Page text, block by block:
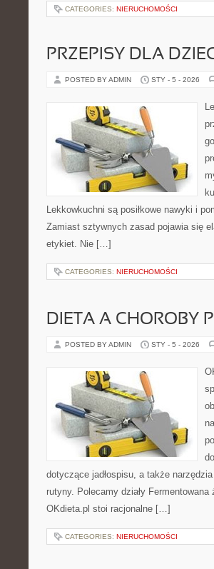
CATEGORIES: NIERUCHOMOŚCI
PRZEPISY DLA
POSTED BY ADMIN STY - 5 - 2026
Lekkowkuchni są posiłkowe nawyki i
Zamiast sztywnych zasad pojawia się
etykiet. Nie […]
CATEGORIES: NIERUCHOMOŚCI
DIETA A CHOROBY
POSTED BY ADMIN STY - 5 - 2026
dotyczące jadłospisu, a także
rutyny. Polecamy działy
OKdieta.pl stoi racjonalne […]
CATEGORIES: NIERUCHOMOŚCI